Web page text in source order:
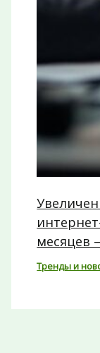
месяцев
Тренды и